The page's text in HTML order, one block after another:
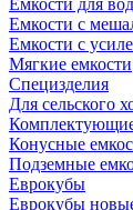
Емкости для
Емкости с
Емкости с
Мягкие емкости
Специзделия
Для сельского
Конусные
Подземные
Еврокубы
Еврокубы